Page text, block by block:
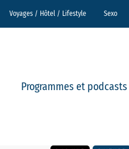
Voyages / Hôtel / Lifestyle Sexo
Programmes et podcasts